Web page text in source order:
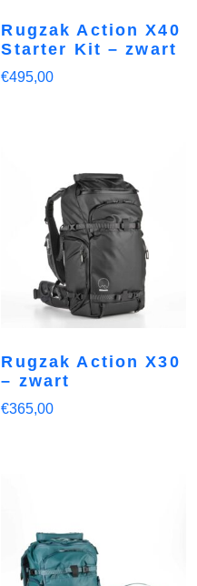
Rugzak Action X40
Starter Kit – zwart
€495,00
Rugzak Action X30
– zwart
€365,00